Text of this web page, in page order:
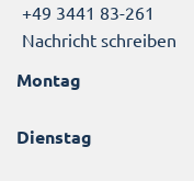
+49 3441 83-261
Nachricht schreiben
Montag
Dienstag